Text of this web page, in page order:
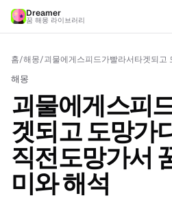
Dreamer
꿈 해몽 라이브러리
홈/해몽/
해몽
괴물에게스피
겟되고 도망가
직전도망가서
미와 해석